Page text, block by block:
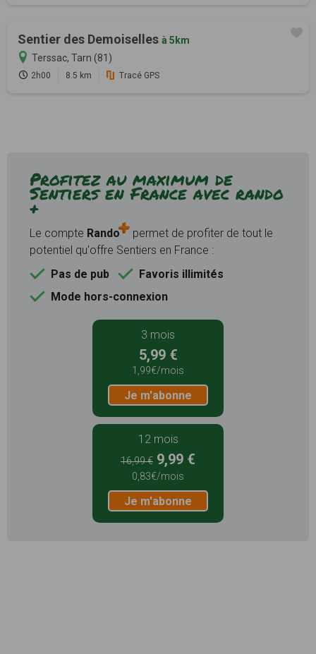
Sentier des Demoiselles à 5km
Terssac, Tarn (81)
2h00 8.5 km Tracé GPS
Profitez au maximum de
Sentiers en France avec rando
+
Le compte Rando
permet de profiter de tout le
potentiel qu'offre Sentiers en France :
Pas de pub
Favoris illimités
Mode hors-connexion
3 mois
5,99 €
1,99€/mois
Je m'abonne
12 mois
16,99 € 9,99 €
0,83€/mois
Je m'abonne